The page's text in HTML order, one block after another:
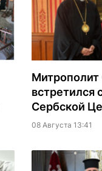
встретился
Сербской
08 Августа 13:41